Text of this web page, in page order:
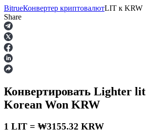
Фьючерсы
BitrueКонвертер криптовалютLIT к KRW
Share
Конвертировать Lighter lit
Korean Won KRW
1 LIT = ₩3155.32 KRW